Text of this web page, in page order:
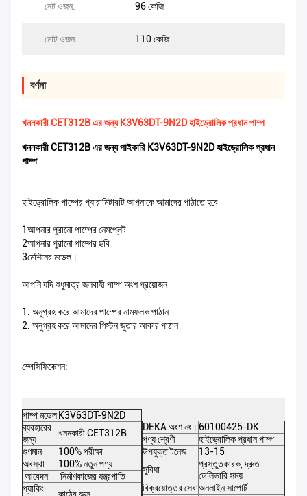
নেট ওজন: 96 কেজি
মোট ওজন: 110 কেজি
বর্ণনা
খননকারী CET312B এর জন্য K3V63DT-9N2D হাইড্রোলিক প্রধান পাম্প
খননকারী CET312B এর জন্য পাইকারি K3V63DT-9N2D হাইড্রোলিক প্রধান
পাম্প
হাইড্রোলিক পাম্পের প্যারামিটারটি আপনাকে আমাদের পাঠাতে হবে
1আপনার পুরানো পাম্পের নেমপ্লেট
2আপনার পুরানো পাম্পের ছবি
3মেশিনের মডেল।
আপনি যদি শুধুমাত্র জলবাহী পাম্প অংশ প্রয়োজন
1. অনুগ্রহ করে আমাদের পাম্পের নামফলক পাঠান
2. অনুগ্রহ করে আমাদের পিস্টন জুতার আকার পাঠান
স্পেসিফিকেশন:
পাম্প মডেল K3V63DT-9N2D
ব্যবহারের
জন্য
খননকারী CET312B
গুণমান
100% পরীক্ষা
অবস্থা
100% নতুন পণ্য
আবেদন
নির্মাণকাজের যন্ত্রপাতি
প্যাকিং
DEKA অংশ নং। 60100425-DK
পণ্য শ্রেণী
হাইড্রোলিক প্রধান পাম্প
উপযুক্ত টনেজ
13-15
সুবিধা
প্রস্তুতকারক, দ্রুত
ডেলিভারি সময়
বিক্রয়োত্তর সেবাঅনলাইন সাপোর্ট